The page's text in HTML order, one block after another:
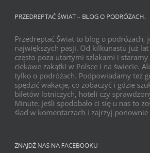
PRZEDREPTAĆ ŚWIAT – BLOG O PODRÓŻACH.
Przedreptać Świat to blog o podróżach,
największych pasji. Od kilkunastu już
często poza utartymi szlakami i
ciekawe zakątki w Polsce i na świecie.
tylko o podróżach. Podpowiadamy też
spędzić wakacje, co zobaczyć i gdzie
biletów lotniczych, hoteli czy
Minute. Jeśli spodobało ci się u nas to
ślad w komentarzach i zajrzyj ponownie
ZNAJDŹ NAS NA FACEBOOKU